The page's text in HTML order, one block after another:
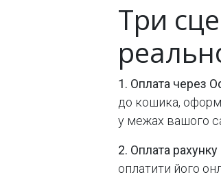
Три
1. Оплата через
до кошика,
у межах вашого
2. Оплата
оплатити його